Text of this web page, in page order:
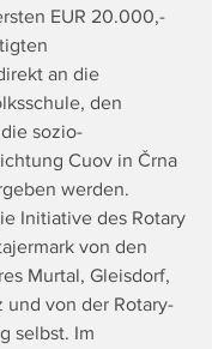
EUR 20.000,-
an die
den
sozio-
Cuov in Črna
werden.
Initiative des Rotary
von den
Murtal, Gleisdorf,
und von der Rotary-
selbst. Im